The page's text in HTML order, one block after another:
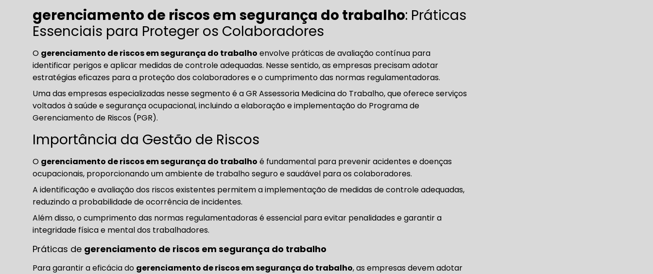
gerenciamento de riscos em segurança do trabalho: Práticas
Essenciais para Proteger os Colaboradores
O gerenciamento de riscos em segurança do trabalho envolve práticas de avaliação contínua para
identificar perigos e aplicar medidas de controle adequadas. Nesse sentido, as empresas precisam adotar
estratégias eficazes para a proteção dos colaboradores e o cumprimento das normas regulamentadoras.
Uma das empresas especializadas nesse segmento é a GR Assessoria Medicina do Trabalho, que oferece serviços
voltados à saúde e segurança ocupacional, incluindo a elaboração e implementação do Programa de
Gerenciamento de Riscos (PGR).
Importância da Gestão de Riscos
O gerenciamento de riscos em segurança do trabalho é fundamental para prevenir acidentes e doenças
ocupacionais, proporcionando um ambiente de trabalho seguro e saudável para os colaboradores.
A identificação e avaliação dos riscos existentes permitem a implementação de medidas de controle adequadas,
reduzindo a probabilidade de ocorrência de incidentes.
Além disso, o cumprimento das normas regulamentadoras é essencial para evitar penalidades e garantir a
integridade física e mental dos trabalhadores.
Práticas de gerenciamento de riscos em segurança do trabalho
Para garantir a eficácia do gerenciamento de riscos em segurança do trabalho, as empresas devem adotar